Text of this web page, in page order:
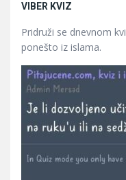
VIBER KVIZ
Pridruži se dnevnom
ponešto iz islama.